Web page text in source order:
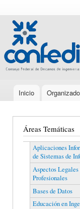
Menú principal
Inicio
Áreas Temáticas
Aplicaciones
de Sistemas de
Aspectos Legales
Profesionales
Bases de Datos
Educación en